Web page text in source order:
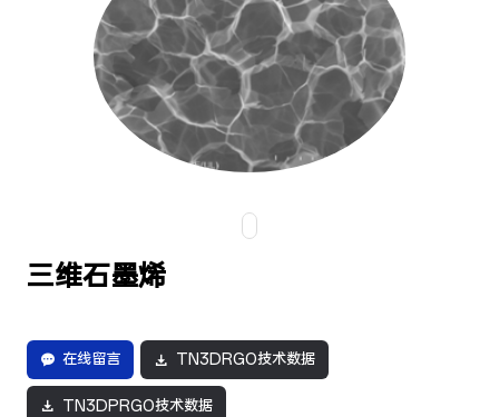
三维石墨烯
在线留言 TN3DRGO技术数据
TN3DPRGO技术数据